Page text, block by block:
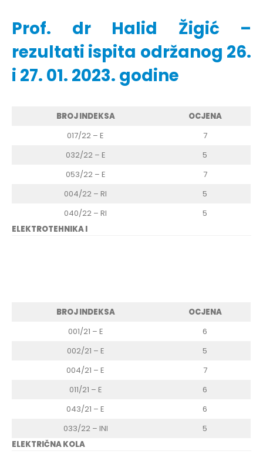
Prof. dr Halid Žigić –
rezultati ispita održanog 26.
i 27. 01. 2023. godine
BROJ INDEKSA
OCJENA
017/22 – E
7
032/22 – E
5
053/22 – E
7
004/22 – RI
5
040/22 – RI
5
ELEKTROTEHNIKA I
BROJ INDEKSA
OCJENA
001/21 – E
6
002/21 – E
5
004/21 – E
7
011/21 – E
6
043/21 – E
6
033/22 – INI
5
ELEKTRIČNA KOLA